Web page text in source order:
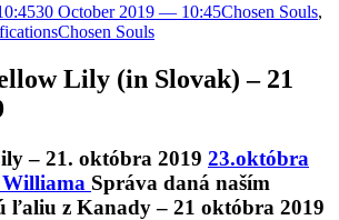
30 October 2019 — 10:45Chosen Souls,
Chosen Souls
Lily (in Slovak) – 21
– 21. októbra 2019 23.októbra
Správa daná naším
ľaliu z Kanady – 21 októbra 2019